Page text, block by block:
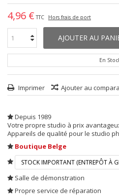
4,96 € TTC Hors frais de port
AJOUTER AU
En
Imprimer Ajouter au
Depuis 1989
Votre propre studio à prix
Appareils de qualité pour le studio
Boutique Belge
STOCK IMPORTANT (ENTREPÔT À
Salle de démonstration
Propre service de réparation